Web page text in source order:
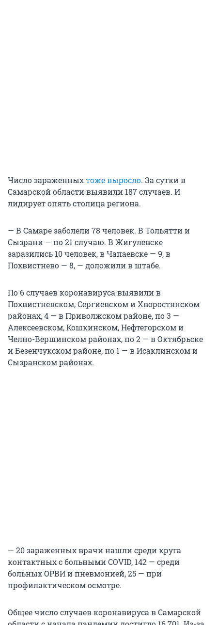
Число зараженныхтоже выросло. За сутки в
Самарской области выявили 187 случаев. И
лидирует опять столица региона.
— В Самаре заболели 78 человек. В Тольятти и
Сызрани — по 21 случаю. В Жигулевске
заразились 10 человек, в Чапаевске — 9, в
Похвистнево — 8, — доложили в штабе.
По 6 случаев коронавируса выявили в
Похвистневском, Сергиевском и Хворостянском
районах, 4 — в Приволжском районе, по 3 —
Алексеевском, Кошкинском, Нефтегорском и
Челно-Вершинском районах, по 2 — в Октябрьске
и Безенчукском районе, по 1 — в Исаклинском и
Сызранском районах.
— 20 зараженных врачи нашли среди круга
контактных с больными COVID, 142 — среди
больных ОРВИ и пневмонией, 25 — при
профилактическом осмотре.
Общее число случаев коронавируса в Самарской